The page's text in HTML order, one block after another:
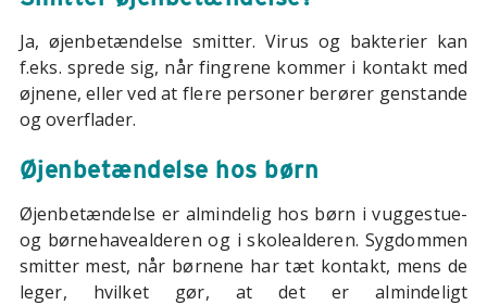
Ja, øjenbetændelse smitter. Virus og bakterier kan
f.eks. sprede sig, når fingrene kommer i kontakt med
øjnene, eller ved at flere personer berører genstande
og overflader.
Øjenbetændelse hos børn
Øjenbetændelse er almindelig hos børn i vuggestue-
og børnehavealderen og i skolealderen. Sygdommen
smitter mest, når børnene har tæt kontakt, mens de
leger, hvilket gør, at det er almindeligt